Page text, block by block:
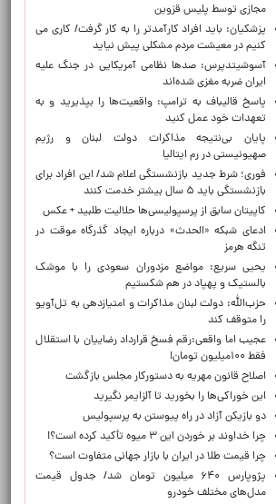
مجازی توسط پلیس قزوین
پزشکیان: باید افراد کارآمدتر را به کار گرفت/ کاری می
کنیم در معیشت مردم مشکلی پیش نیاید
آسوشیتدپرس: صدها نظامی آمریکایی در جنگ علیه
ایران ضربه مغزی شده‌اند
پاسخ قالیباف به ترامپ: واقعیت‌ها را بپذیرید و به
تعهدات خود عمل کنید
پایان بی‌نتیجه مذاکرات دولت لبنان و رژیم
صهیونیستی در رم ایتالیا
فوری؛ شرط جدید بازنشستگی اعلام شد/ این افراد برای
بازنشستگی باید ۵ سال بیشتر خدمت کنند
کاپیتان سابق از پرسپولیسی‌ها حلالیت طلبید + عکس
ادعای شبکه «الحدث» درباره ایجاد گذرگاه موقت در
تنگه هرمز
یحیی سریع: مواضع مزدوران سعودی را با موشک
بالستیک و پهپاد در هم شکستیم
حزب‌الله: دولت لبنان مذاکرات و امتیازدهی به تل‌آویو
را متوقف کند
عجیب اما واقعی:رقم فسخ قرارداد رضاییان با استقلال
فقط ۱۰۰میلیون تومان!
اصلاح قانون مهریه به دستورکار مجلس بازگشت
این خوراکی‌ها را بخورید تا آلزایمر نگیرید
دو بازیکن آزاد در راه پیوستن به پرسپولیس
چرا خداوند بر خوردن این ۳ میوه تأکید کرده است؟!
چرا قیمت طلا در ایران با بازار جهانی متفاوت است؟
پژوپارس ۶۴۰ میلیون تومان شد/ جدول قیمت
مدل‌های مختلف خودرو